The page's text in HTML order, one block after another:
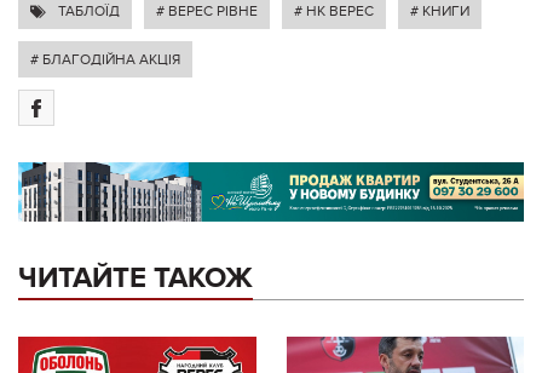
ТАБЛОЇД # ВЕРЕС РІВНЕ # НК ВЕРЕС # КНИГИ
# БЛАГОДІЙНА АКЦІЯ
ЧИТАЙТЕ ТАКОЖ